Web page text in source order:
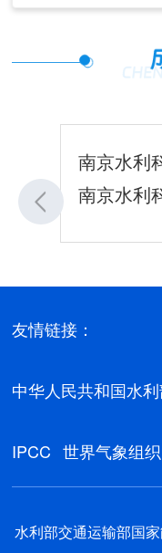
友情链接：
中华人民共和国水
IPCC 世界气象组织
水利部交通运输部国